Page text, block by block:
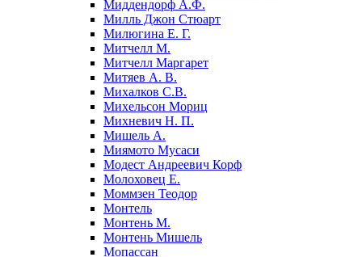
Миддендорф А.Ф.
Милль Джон Стюарт
Милюгина Е. Г.
Митчелл М.
Митчелл Маргарет
Митяев А. В.
Михалков С.В.
Михельсон Мориц
Михневич Н. П.
Мишель А.
Миямото Мусаси
Модест Андреевич Корф
Молоховец Е.
Моммзен Теодор
Монтель
Монтень М.
Монтень Мишель
Мопассан